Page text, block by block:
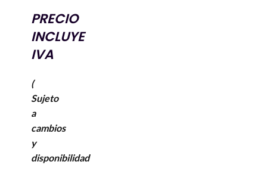
PRECIO
INCLUYE
IVA
(
Sujeto
a
cambios
y
disponibilidad